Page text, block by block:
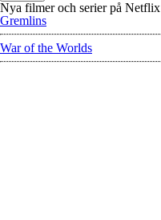
Nya filmer och serier på Netflix
Gremlins
War of the Worlds